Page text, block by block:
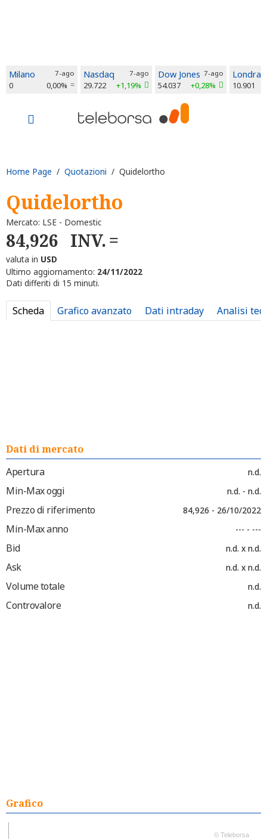
Milano 7-ago
0 0,00%
Nasdaq 7-ago
29.722 +1,19%
Dow Jones 7-ago
54.037 +0,28%
Londra
10.901
Home Page / Quotazioni / Quidelortho
Quidelortho
Mercato: LSE - Domestic
84,926 INV.
valuta in USD
Ultimo aggiornamento: 24/11/2022
Dati differiti di 15 minuti.
Scheda Grafico avanzato Dati intraday Analisi
Dati di mercato
Apertura
n.d.
Min-Max oggi n.d. - n.d.
Prezzo di riferimento 84,926 - 26/10/2022
Min-Max anno --- - ---
Bid n.d. x n.d.
Ask n.d. x n.d.
Volume totale n.d.
Controvalore n.d.
Grafico
© Teleborsa